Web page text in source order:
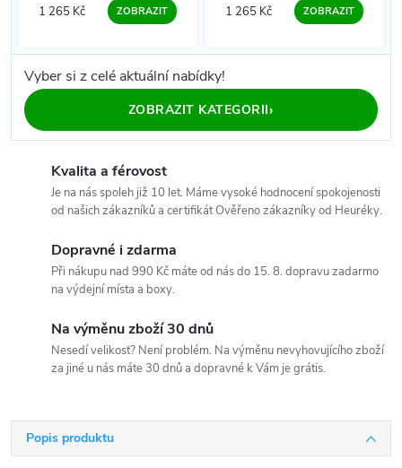
1 265 Kč
ZOBRAZIT
1 265 Kč
ZOBRAZIT
Vyber si z celé aktuální nabídky!
ZOBRAZIT KATEGORII›
Kvalita a férovost
Je na nás spoleh již 10 let. Máme vysoké hodnocení spokojenosti
od našich zákazníků a certifikát Ověřeno zákazníky od Heuréky.
Dopravné i zdarma
Při nákupu nad 990 Kč máte od nás do 15. 8. dopravu zadarmo
na výdejní místa a boxy.
Na výměnu zboží 30 dnů
Nesedí velikost? Není problém. Na výměnu nevyhovujícího zboží
za jiné u nás máte 30 dnů a dopravné k Vám je grátis.
Popis produktu